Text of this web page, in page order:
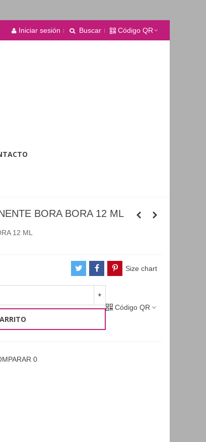
Iniciar sesión Buscar Código QR
BORA BORA 12 ML
12 ML
Size chart
+
Código QR
0